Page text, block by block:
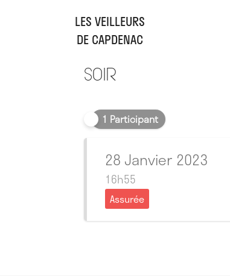
LES VEILLEURS
DE CAPDENAC
Soir
1 Participant
28 Janvier 2023
16h55
Assurée